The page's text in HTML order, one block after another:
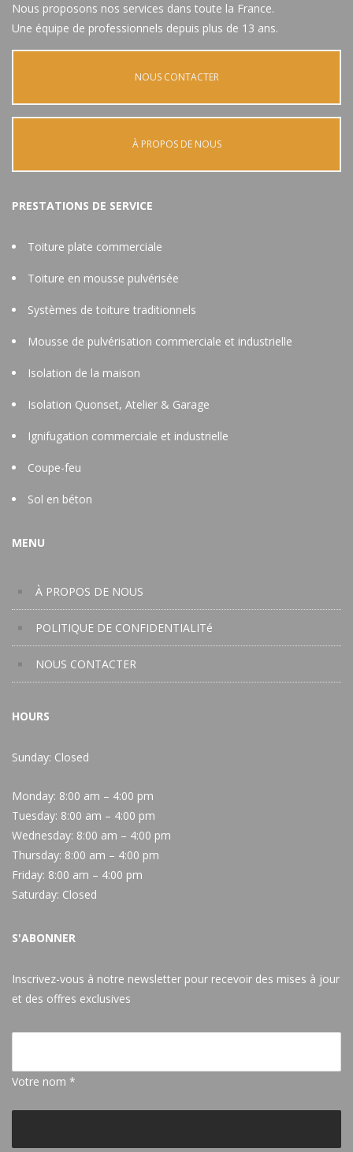
Nous proposons nos services dans toute la France.
Une équipe de professionnels depuis plus de 13 ans.
NOUS CONTACTER
À PROPOS DE NOUS
PRESTATIONS DE SERVICE
Toiture plate commerciale
Toiture en mousse pulvérisée
Systèmes de toiture traditionnels
Mousse de pulvérisation commerciale et industrielle
Isolation de la maison
Isolation Quonset, Atelier & Garage
Ignifugation commerciale et industrielle
Coupe-feu
Sol en béton
MENU
À PROPOS DE NOUS
POLITIQUE DE CONFIDENTIALITé
NOUS CONTACTER
HOURS
Sunday: Closed
Monday: 8:00 am – 4:00 pm
Tuesday: 8:00 am – 4:00 pm
Wednesday: 8:00 am – 4:00 pm
Thursday: 8:00 am – 4:00 pm
Friday: 8:00 am – 4:00 pm
Saturday: Closed
S'ABONNER
Inscrivez-vous à notre newsletter pour recevoir des mises à jour
et des offres exclusives
Votre nom *